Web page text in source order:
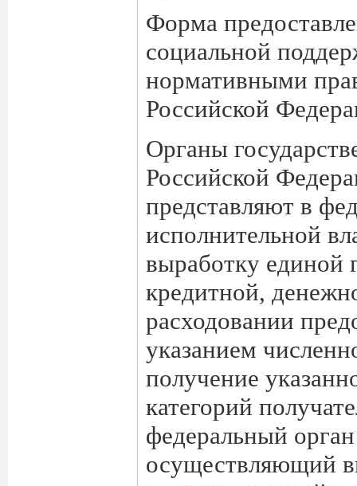
Форма
социальной
нормативными
Российской
Органы
Российской
представляют в
исполнительной
выработку единой
кредитной,
расходовании
указанием
получение
категорий
федеральный
осуществляющий